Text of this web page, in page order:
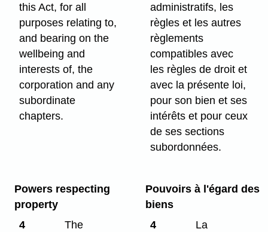
this Act, for all
purposes relating to,
and bearing on the
wellbeing and
interests of, the
corporation and any
subordinate
chapters.
administratifs, les
règles et les autres
règlements
compatibles avec
les règles de droit et
avec la présente loi,
pour son bien et ses
intérêts et pour ceux
de ses sections
subordonnées.
Powers respecting
property
4
The
Pouvoirs à l'égard des
biens
4
La